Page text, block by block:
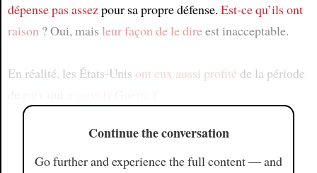
dépense pas assezpour sa propre défense. Est-ce qu’ils ont
raison? Oui, mais leur façon de le direest inacceptable.
En réalité, les États-Unis ont eux aussi profité de la période
Continue the conversation
Go further and experience the full content — and